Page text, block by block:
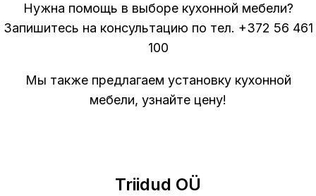
Нужна помощь в выборе кухонной мебели?
Запишитесь на консультацию по тел. +372 56 461
100
Мы также предлагаем установку кухонной
мебели, узнайте цену!
Triidud OÜ